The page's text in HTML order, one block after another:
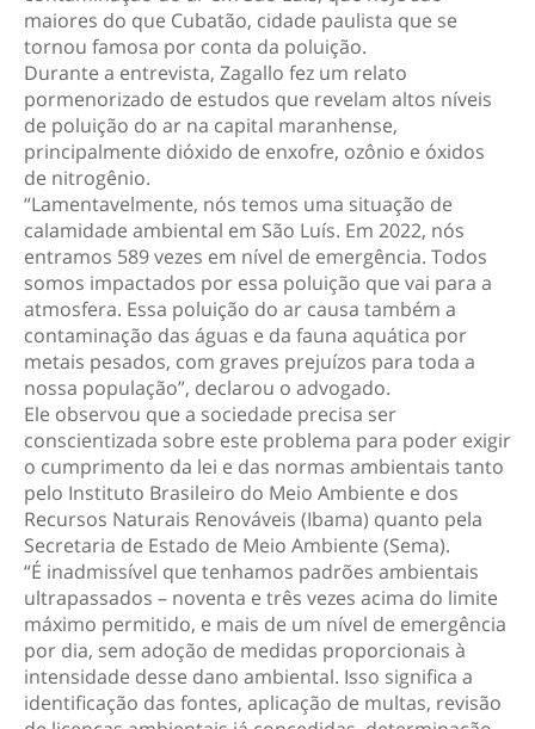
maiores do que Cubatão, cidade paulista que se
tornou famosa por conta da poluição.
Durante a entrevista, Zagallo fez um relato
pormenorizado de estudos que revelam altos níveis
de poluição do ar na capital maranhense,
principalmente dióxido de enxofre, ozônio e óxidos
de nitrogênio.
“Lamentavelmente, nós temos uma situação de
calamidade ambiental em São Luís. Em 2022, nós
entramos 589 vezes em nível de emergência. Todos
somos impactados por essa poluição que vai para a
atmosfera. Essa poluição do ar causa também a
contaminação das águas e da fauna aquática por
metais pesados, com graves prejuízos para toda a
nossa população”, declarou o advogado.
Ele observou que a sociedade precisa ser
conscientizada sobre este problema para poder exigir
o cumprimento da lei e das normas ambientais tanto
pelo Instituto Brasileiro do Meio Ambiente e dos
Recursos Naturais Renováveis (Ibama) quanto pela
Secretaria de Estado de Meio Ambiente (Sema).
“É inadmissível que tenhamos padrões ambientais
ultrapassados – noventa e três vezes acima do limite
máximo permitido, e mais de um nível de emergência
por dia, sem adoção de medidas proporcionais à
intensidade desse dano ambiental. Isso significa a
identificação das fontes, aplicação de multas, revisão